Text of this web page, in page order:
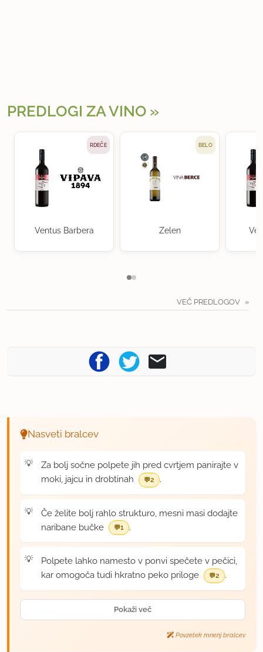
PREDLOGI ZA VINO
RDEČE
Ventus Barbera
BELO
Zelen
VEČ PREDLOGOV
Nasveti bralcev
Za bolj sočne polpete jih pred cvrtjem panirajte v
moki, jajcu in drobtinah
2 .
Če želite bolj rahlo strukturo, mesni masi dodajte
naribane bučke
1 .
Polpete lahko namesto v ponvi spečete v pečici,
kar omogoča tudi hkratno peko priloge
2 .
Pokaži več
Povzetek mnenj bralcev